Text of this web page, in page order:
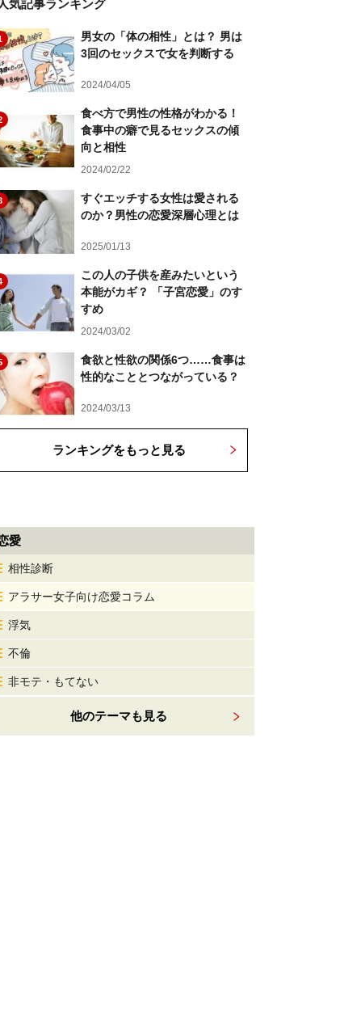
人気記事ランキング
男女の「体の相性」とは？ 男は
3回のセックスで女を判断する
2024/04/05
食べ方で男性の性格がわかる！
食事中の癖で見るセックスの傾
向と相性
2024/02/22
すぐエッチする女性は愛される
のか？男性の恋愛深層心理とは
2025/01/13
この人の子供を産みたいという
本能がカギ？ 「子宮恋愛」のす
すめ
2024/03/02
食欲と性欲の関係6つ……食事は
性的なこととつながっている？
2024/03/13
ランキングをもっと見る
愛
相性診断
アラサー女子向け恋愛コラム
浮気
不倫
非モテ・もてない
他のテーマも見る